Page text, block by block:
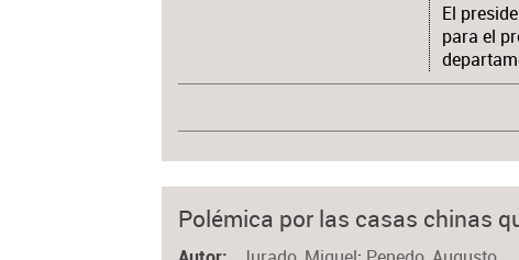
El
para el
Polémica por las casas chinas